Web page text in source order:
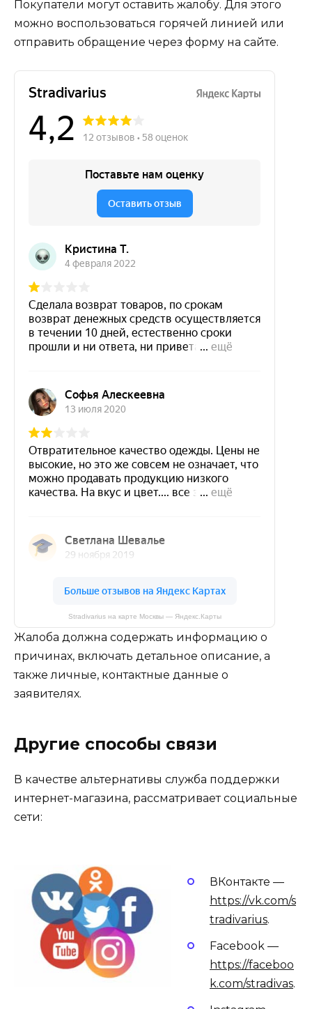
Покупатели могут оставить жалобу. Для этого
можно воспользоваться горячей линией или
отправить обращение через форму на сайте.
Stradivarius на карте Москвы — Яндекс.Карты
Жалоба должна содержать информацию о
причинах, включать детальное описание, а
также личные, контактные данные о
заявителях.
Другие способы связи
В качестве альтернативы служба поддержки
интернет-магазина, рассматривает социальные
сети:
ВКонтакте —
https://vk.com/s
tradivarius.
Facebook —
https://faceboo
k.com/stradivas.